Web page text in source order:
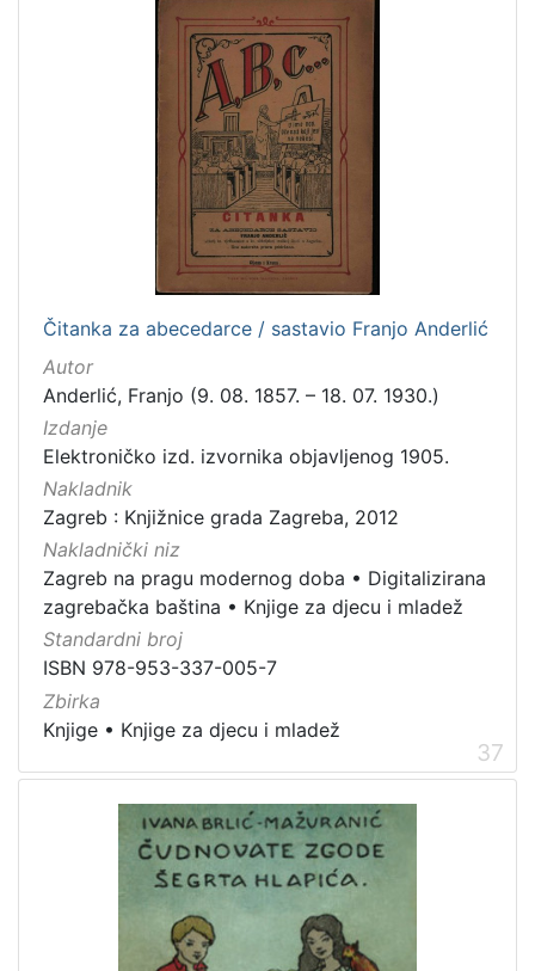
Čitanka za abecedarce / sastavio Franjo Anderlić
Autor
Anderlić, Franjo (9. 08. 1857. – 18. 07. 1930.)
Izdanje
Elektroničko izd. izvornika objavljenog 1905.
Nakladnik
Zagreb : Knjižnice grada Zagreba, 2012
Nakladnički niz
Zagreb na pragu modernog doba • Digitalizirana
zagrebačka baština • Knjige za djecu i mladež
Standardni broj
ISBN 978-953-337-005-7
Zbirka
Knjige • Knjige za djecu i mladež
37